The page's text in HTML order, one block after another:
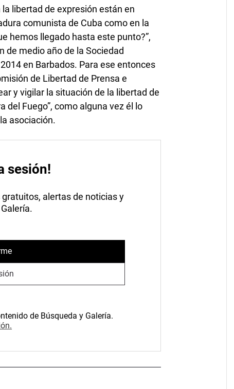
libertad de expresión están en
comunista de Cuba como en la
hemos llegado hasta este punto?”,
de medio año de la Sociedad
en Barbados. Para ese entonces
de Libertad de Prensa e
y vigilar la situación de la libertad de
del Fuego”, como alguna vez él lo
asociación.
sesión!
alertas de noticias y
de Búsqueda y Galería.